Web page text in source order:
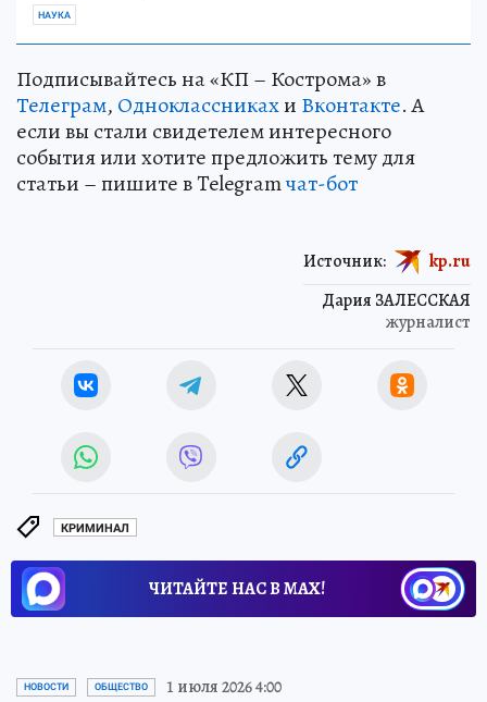
НАУКА
Подписывайтесь на «КП – Кострома» в
Телеграм, Одноклассникахи Вконтакте. А
если вы стали свидетелем интересного
события или хотите предложить тему для
статьи – пишите в Telegramчат-бот
Дария ЗАЛЕССКАЯ
журналист
Источник: kp.ru
КРИМИНАЛ
ЧИТАЙТЕ НАС В МАХ!
НОВОСТИ ОБЩЕСТВО 1 июля 2026 4:00